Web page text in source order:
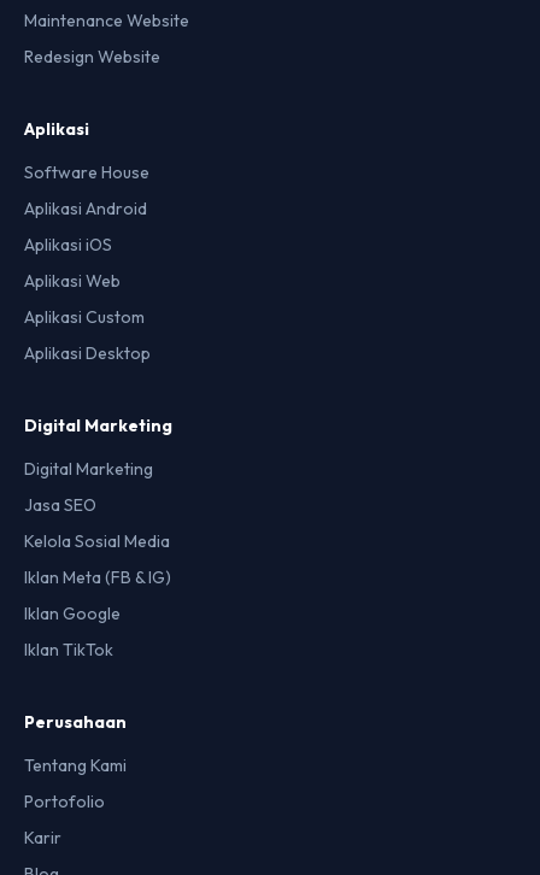
Maintenance Website
Redesign Website
Aplikasi
Software House
Aplikasi Android
Aplikasi iOS
Aplikasi Web
Aplikasi Custom
Aplikasi Desktop
Digital Marketing
Digital Marketing
Jasa SEO
Kelola Sosial Media
Iklan Meta (FB & IG)
Iklan Google
Iklan TikTok
Perusahaan
Tentang Kami
Portofolio
Karir